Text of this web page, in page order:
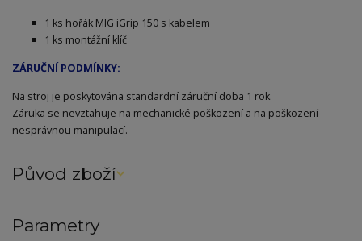
1 ks hořák MIG iGrip 150 s kabelem
1 ks montážní klíč
ZÁRUČNÍ PODMÍNKY:
Na stroj je poskytována standardní záruční doba 1 rok.
Záruka se nevztahuje na mechanické poškození a na poškození
nesprávnou manipulací.
Původ zboží
Parametry